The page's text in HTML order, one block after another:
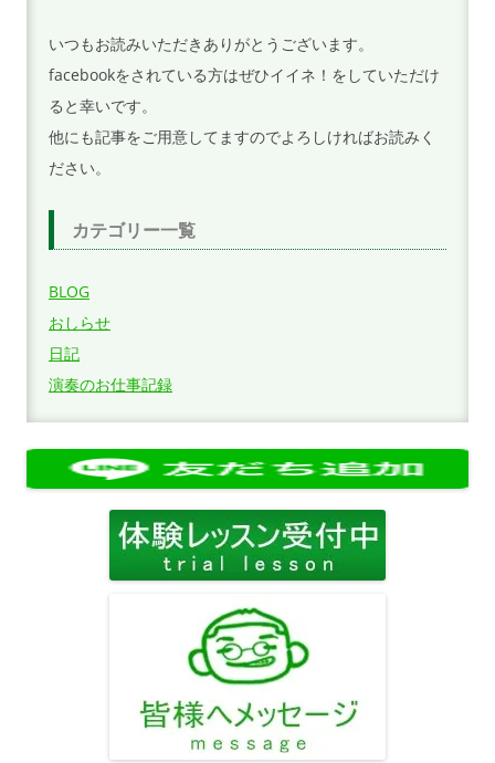
いつもお読みいただきありがとうございます。
facebookをされている方はぜひイイネ！をしていただけ
ると幸いです。
他にも記事をご用意してますのでよろしければお読みく
ださい。
カテゴリー一覧
BLOG
おしらせ
日記
演奏のお仕事記録